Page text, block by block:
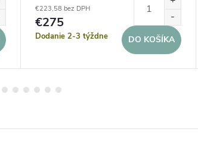
€223,58 bez DPH
€275
Dodanie 2-3 týždne DO KOŠÍKA